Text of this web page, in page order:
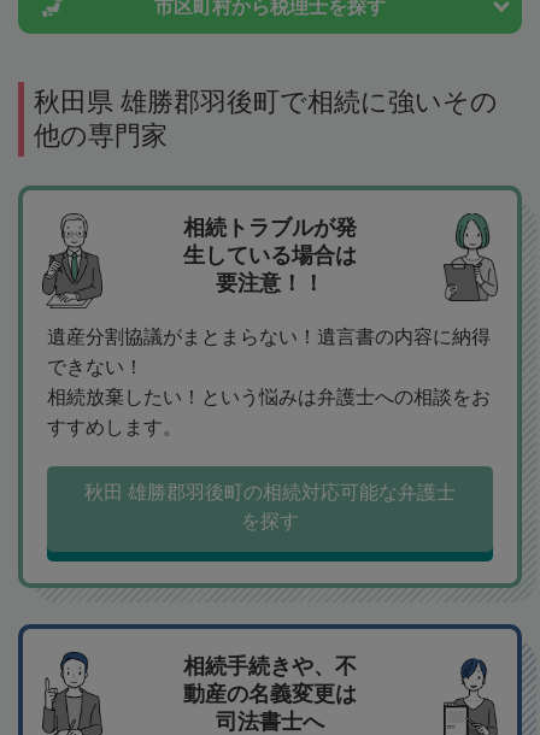
市区町村から税理士を探す
秋田県 雄勝郡羽後町で相続に強いその
他の専門家
相続トラブルが発
生している場合は
要注意！！
遺産分割協議がまとまらない！遺言書の内容に納得
できない！
相続放棄したい！という悩みは弁護士への相談をお
すすめします。
秋田 雄勝郡羽後町の相続対応可能な弁護士
を探す
相続手続きや、不
動産の名義変更は
司法書士へ